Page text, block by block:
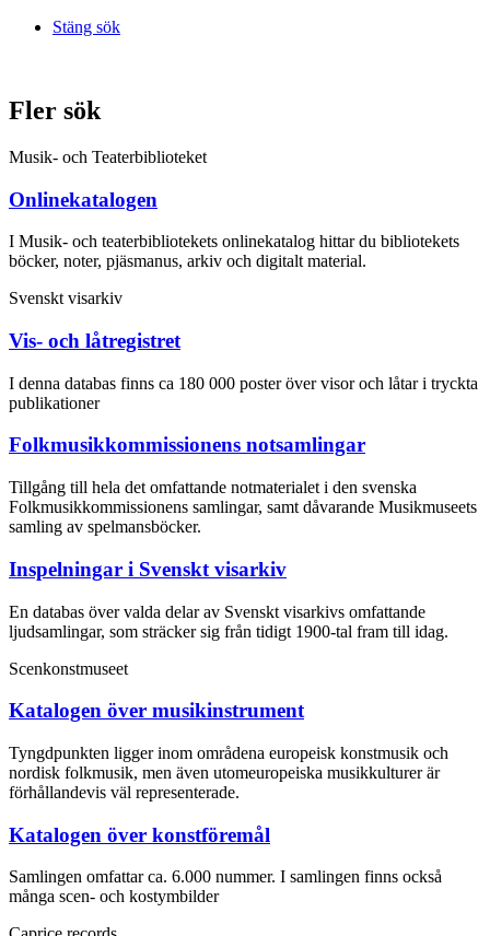
Stäng sök
Fler sök
Musik- och Teaterbiblioteket
Onlinekatalogen
I Musik- och teaterbibliotekets onlinekatalog hittar du bibliotekets
böcker, noter, pjäsmanus, arkiv och digitalt material.
Svenskt visarkiv
Vis- och låtregistret
I denna databas finns ca 180 000 poster över visor och låtar i tryckta
publikationer
Folkmusikkommissionens notsamlingar
Tillgång till hela det omfattande notmaterialet i den svenska
Folkmusikkommissionens samlingar, samt dåvarande Musikmuseets
samling av spelmansböcker.
Inspelningar i Svenskt visarkiv
En databas över valda delar av Svenskt visarkivs omfattande
ljudsamlingar, som sträcker sig från tidigt 1900-tal fram till idag.
Scenkonstmuseet
Katalogen över musikinstrument
Tyngdpunkten ligger inom områdena europeisk konstmusik och
nordisk folkmusik, men även utomeuropeiska musikkulturer är
förhållandevis väl representerade.
Katalogen över konstföremål
Samlingen omfattar ca. 6.000 nummer. I samlingen finns också
många scen- och kostymbilder